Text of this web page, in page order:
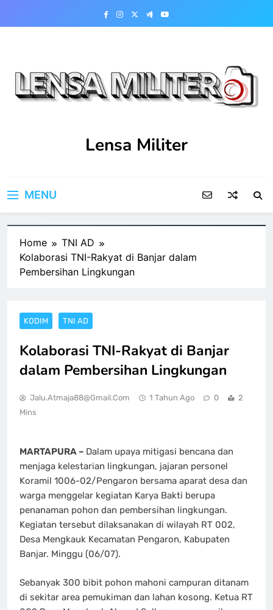
Lensa Militer
MENU
Home
TNI AD
Kolaborasi TNI-Rakyat di Banjar dalam
Pembersihan Lingkungan
KODIM TNI AD
Kolaborasi TNI-Rakyat di Banjar
dalam Pembersihan Lingkungan
Jalu.atmaja88@gmail.com 1 Tahun Ago 0
2
Mins
MARTAPURA – Dalam upaya mitigasi bencana dan
menjaga kelestarian lingkungan, jajaran personel
Koramil 1006-02/Pengaron bersama aparat desa dan
warga menggelar kegiatan Karya Bakti berupa
penanaman pohon dan pembersihan lingkungan.
Kegiatan tersebut dilaksanakan di wilayah RT 002,
Desa Mengkauk Kecamatan Pengaron, Kabupaten
Banjar. Minggu (06/07).
Sebanyak 300 bibit pohon mahoni campuran ditanam
di sekitar area pemukiman dan lahan kosong. Ketua RT